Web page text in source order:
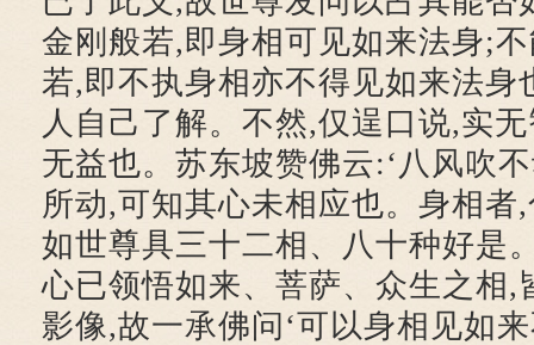
金刚般若,即身相可见如来法身;
若,即不执身相亦不得见如来法身
人自己了解。不然,仅逞口说,实
无益也。苏东坡赞佛云:‘八风吹
所动,可知其心未相应也。身相者
如世尊具三十二相、八十种好是
心已领悟如来、菩萨、众生之相,
影像,故一承佛问‘可以身相见如